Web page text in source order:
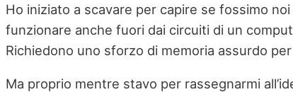
Ho iniziato a scavare per capire se fossimo
funzionare anche fuori dai circuiti di un
Richiedono uno sforzo di memoria assurdo
Ma proprio mentre stavo per rassegnarmi